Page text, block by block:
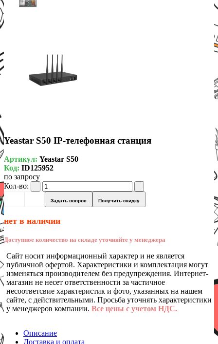
Yeastar S50 IP-телефонная станция
Артикул: Yeastar S50
Код: ID125952
по запросу
Кол-во:
Задать вопрос Получить скидку
нет в наличии
Доступное количество на складе уточняйте у менеджера
Сайт носит информационный характер и не является
публичной офертой. Характеристики и комплектация могут
изменяться производителем без предупреждения. Интернет-
магазин не несет ответственности за частичное
несоответсвие характеристик и фото, указанных на нашем
сайте, с действительными. Просьба уточнять характеристики
у менеджеров компании. Все цены с учетом НДС.
Описание
Доставка и оплата